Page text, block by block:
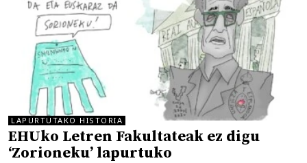
LAPURTUTAKO HISTORIA
EHUko Letren Fakultateak ez digu
‘Zorioneku’ lapurtuko